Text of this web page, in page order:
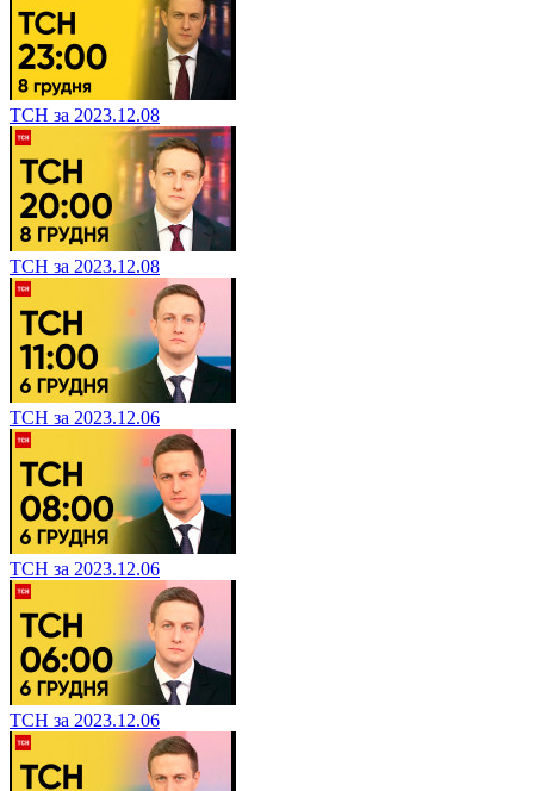
ТСН за 2023.12.08
ТСН за 2023.12.08
ТСН за 2023.12.06
ТСН за 2023.12.06
ТСН за 2023.12.06